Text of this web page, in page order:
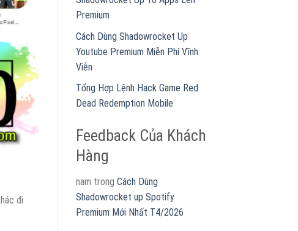
đi
Premium
Cách Dùng Shadowrocket Up
Youtube Premium Miễn Phí Vĩnh
Viễn
Tổng Hợp Lệnh Hack Game Red
Dead Redemption Mobile
Feedback Của Khách
Hàng
nam trong Cách Dùng
Shadowrocket up Spotify
Premium Mới Nhất T4/2026